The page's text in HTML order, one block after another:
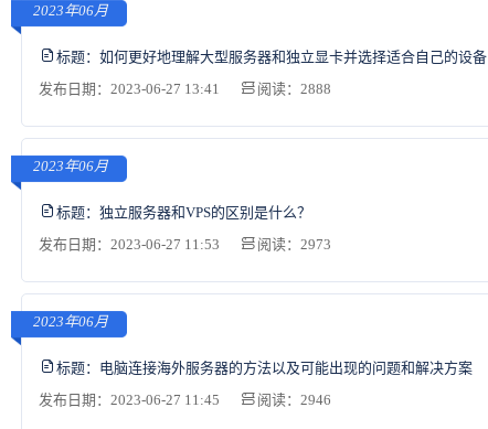
2023年06月
标题： 如何更好地理解大型服务器和独立显卡并选择适合自己的设备
发布日期：2023-06-27 13:41
阅读：2888
2023年06月
标题： 独立服务器和VPS的区别是什么？
发布日期：2023-06-27 11:53
阅读：2973
2023年06月
标题： 电脑连接海外服务器的方法以及可能出现的问题和解决方案
发布日期：2023-06-27 11:45
阅读：2946